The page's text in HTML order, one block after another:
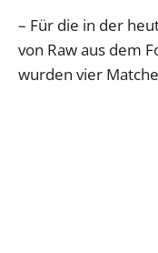
– Für die in der
von Raw aus dem
wurden vier